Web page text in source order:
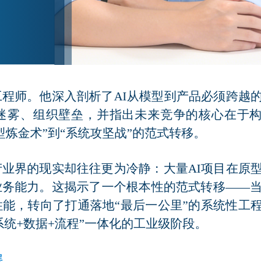
师。他深入剖析了AI从模型到产品必须跨越
、组织壁垒，并指出未来竞争的核心在于
金术”到“系统攻坚战”的范式转移。
界的现实却往往更为冷静：大量AI项目在原
务能力。这揭示了一个根本性的范式转移——
，转向了打通落地“最后一公里”的系统性工程
+数据+流程”一体化的工业级阶段。